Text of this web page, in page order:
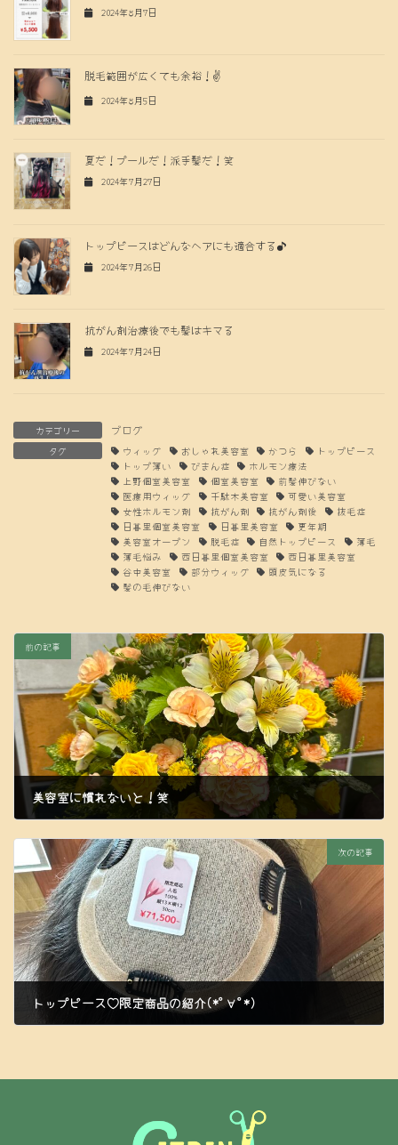
2024年8月7日
脱毛範囲が広くても余裕！✌️
2024年8月5日
夏だ！プールだ！派手髪だ！笑
2024年7月27日
トップピースはどんなヘアにも適合する♪
2024年7月26日
抗がん剤治療後でも髪はキマる
2024年7月24日
カテゴリー ブログ
タグ ウィッグ おしゃれ美容室 かつら
トップピース
トップ薄い
びまん症
ホルモン療法
上野個室美容室
個室美容室
前髪伸びない
医療用ウィッグ
千駄木美容室
可愛い美容室
女性ホルモン剤
抗がん剤 抗がん剤後
抜毛症
日暮里個室美容室
日暮里美容室
更年期
美容室オープン
脱毛症 自然トップピース
薄毛
薄毛悩み
西日暮里個室美容室
西日暮里美容室
谷中美容室
部分ウィッグ
頭皮気になる
髪の毛伸びない
前の記事
美容室に慣れないと！笑
次の記事
トップピース♡限定商品の紹介(*ﾟ∀ﾟ*)